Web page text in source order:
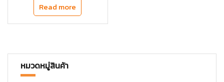
Read more
หมวดหมู่สินค้า